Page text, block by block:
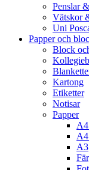
Penslar
Vätskor
Uni
Papper och
Block
Kartong
Etiketter
Notisar
Papper
A3